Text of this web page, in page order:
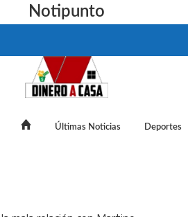
Notipunto
Últimas Noticias Deportes